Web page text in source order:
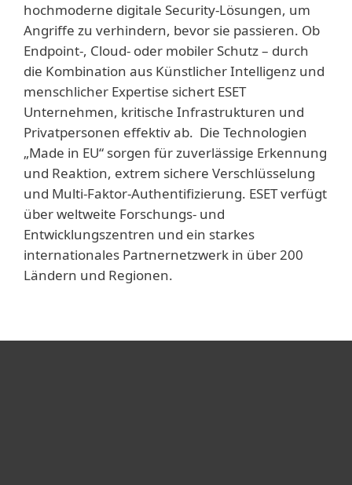
hochmoderne digitale Security-Lösungen, um
Angriffe zu verhindern, bevor sie passieren. Ob
Endpoint-, Cloud- oder mobiler Schutz – durch
die Kombination aus Künstlicher Intelligenz und
menschlicher Expertise sichert ESET
Unternehmen, kritische Infrastrukturen und
Privatpersonen effektiv ab. Die Technologien
„Made in EU“ sorgen für zuverlässige Erkennung
und Reaktion, extrem sichere Verschlüsselung
und Multi-Faktor-Authentifizierung. ESET verfügt
über weltweite Forschungs- und
Entwicklungszentren und ein starkes
internationales Partnernetzwerk in über 200
Ländern und Regionen.